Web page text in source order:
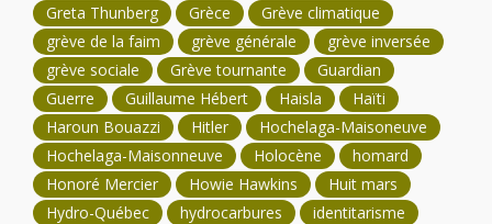
Greta Thunberg
Grèce
Grève climatique
grève de la faim
grève générale
grève inversée
grève sociale
Grève tournante
Guardian
Guerre
Guillaume Hébert Haisla
Haïti
Haroun Bouazzi
Hitler
Hochelaga-Maisoneuve
Hochelaga-Maisonneuve
Holocène
homard
Honoré Mercier
Howie Hawkins
Huit mars
Hydro-Québec
hydrocarbures
identitarisme